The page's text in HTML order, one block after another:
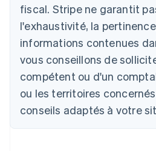
fiscal. Stripe ne garantit
l'exhaustivité, la
informations contenues
vous conseillons de
compétent ou d'un
ou les territoires
conseils adaptés à votre
NederlandsFrançaisDeutsch
Brésil
Português
Bulgarie
English
Canada
Chine continentale
简体中文English